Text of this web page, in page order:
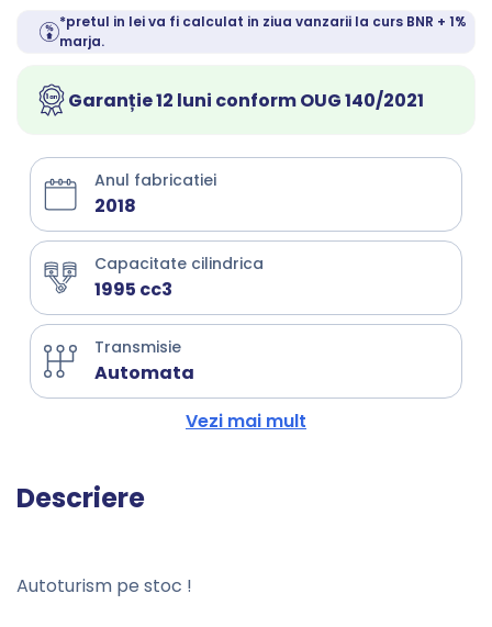
*pretul in lei va fi calculat in ziua vanzarii la curs BNR + 1%
marja.
Garanție 12 luni conform OUG 140/2021
Anul fabricatiei
2018
Capacitate cilindrica
1995 cc3
Transmisie
Automata
Vezi mai mult
Descriere
Autoturism pe stoc !